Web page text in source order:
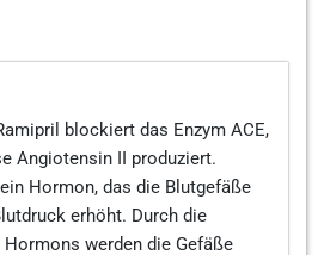
blockiert das Enzym ACE,
Angiotensin II produziert.
Hormon, das die Blutgefäße
erhöht. Durch die
werden die Gefäße